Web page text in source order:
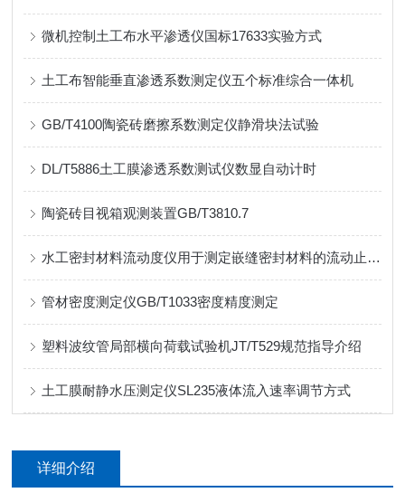
微机控制土工布水平渗透仪国标17633实验方式
土工布智能垂直渗透系数测定仪五个标准综合一体机
GB/T4100陶瓷砖磨擦系数测定仪静滑块法试验
DL/T5886土工膜渗透系数测试仪数显自动计时
陶瓷砖目视箱观测装置GB/T3810.7
水工密封材料流动度仪用于测定嵌缝密封材料的流动止水长度
管材密度测定仪GB/T1033密度精度测定
塑料波纹管局部横向荷载试验机JT/T529规范指导介绍
土工膜耐静水压测定仪SL235液体流入速率调节方式
详细介绍